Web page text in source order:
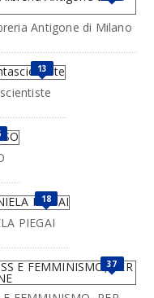
Antigone di Milano
13
18
PIEGAI
37